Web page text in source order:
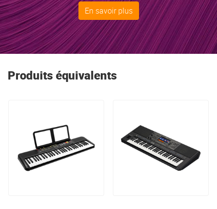
et pianos numériques, les batteries acoustiques et
électroniques sont des références incontournables.
Yamaha est le premier fabricant mondial de guitares et le
choix du cœur et de la raison pour les passionnés et les
connaisseurs !
En savoir plus
Produits équivalents